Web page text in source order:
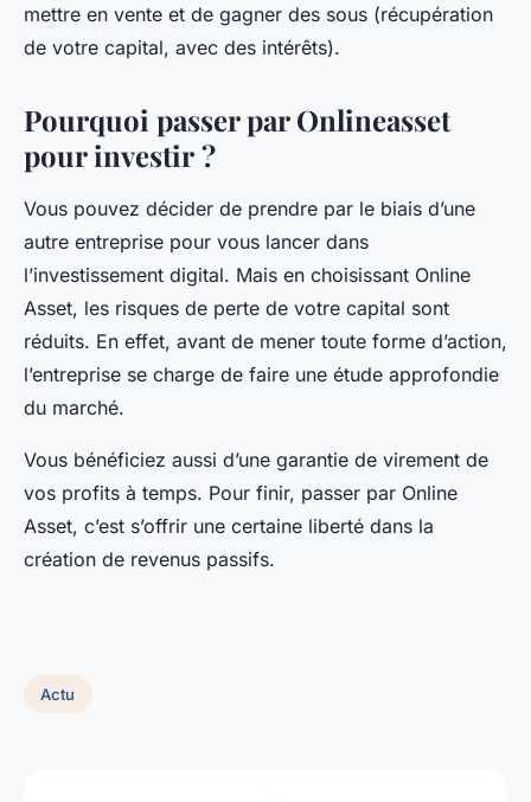
mettre en vente et de gagner des sous (récupération
de votre capital, avec des intérêts).
Pourquoi passer par Onlineasset
pour investir ?
Vous pouvez décider de prendre par le biais d’une
autre entreprise pour vous lancer dans
l’investissement digital. Mais en choisissant Online
Asset, les risques de perte de votre capital sont
réduits. En effet, avant de mener toute forme d’action,
l’entreprise se charge de faire une étude approfondie
du marché.
Vous bénéficiez aussi d’une garantie de virement de
vos profits à temps. Pour finir, passer par Online
Asset, c’est s’offrir une certaine liberté dans la
création de revenus passifs.
Actu